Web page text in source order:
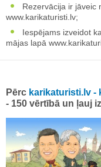
Rezervācija ir jāveic
www.karikaturisti.lv;
Iespējams izveidot
mājas lapā
Pērc karikaturisti.lv -
- 150 vērtībā un ļauj